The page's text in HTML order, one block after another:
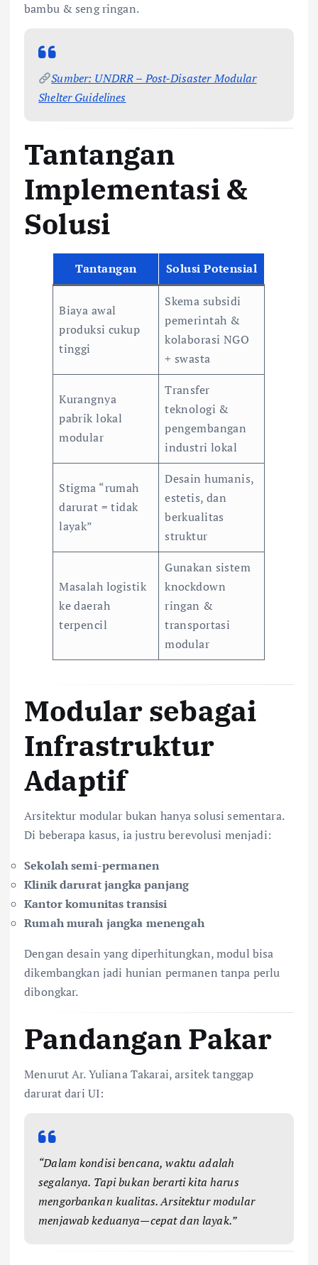
bambu & seng ringan.
Sumber: UNDRR – Post-Disaster Modular
Shelter Guidelines
Tantangan
Implementasi &
Solusi
Tantangan Solusi Potensial
Biaya awal
produksi cukup
tinggi
Skema subsidi
pemerintah &
kolaborasi NGO
+ swasta
Kurangnya
pabrik lokal
modular
Transfer
teknologi &
pengembangan
industri lokal
Stigma “rumah
darurat = tidak
layak”
Desain humanis,
estetis, dan
berkualitas
struktur
Masalah logistik
ke daerah
terpencil
Gunakan sistem
knockdown
ringan &
transportasi
modular
Modular sebagai
Infrastruktur
Adaptif
Arsitektur modular bukan hanya solusi sementara.
Di beberapa kasus, ia justru berevolusi menjadi:
Sekolah semi-permanen
Klinik darurat jangka panjang
Kantor komunitas transisi
Rumah murah jangka menengah
Dengan desain yang diperhitungkan, modul bisa
dikembangkan jadi hunian permanen tanpa perlu
dibongkar.
Pandangan Pakar
Menurut Ar. Yuliana Takarai, arsitek tanggap
darurat dari UI:
“Dalam kondisi bencana, waktu adalah
segalanya. Tapi bukan berarti kita harus
mengorbankan kualitas. Arsitektur modular
menjawab keduanya—cepat dan layak.”